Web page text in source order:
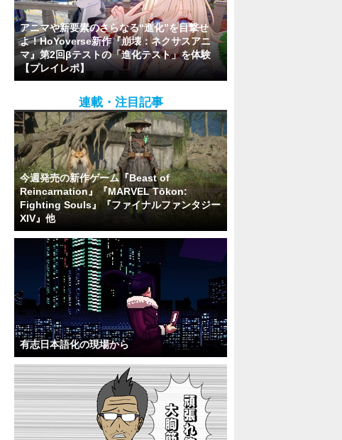
アニマや新要素のさらなる“進化”を目撃せ
よ！HoYoverse新作『崩壊：ネクサスアニ
マ』第2回βテストの「進化テスト」を体験
【プレイレポ】
連載・注目記事
今週発売の新作ゲーム『Beast of
Reincarnation』『MARVEL Tōkon:
Fighting Souls』『ファイナルファンタジー
XIV』他
有志日本語化の現場から